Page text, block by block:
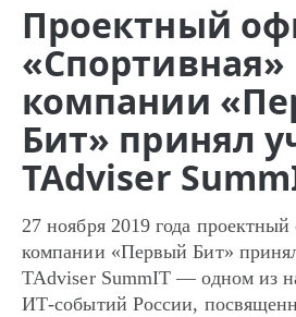
Проектный
«Спортивная»
компании
Бит» принял
TAdviser
27 ноября 2019 года
компании «Первый Бит»
TAdviser SummIT — одном из
ИТ-событий России,